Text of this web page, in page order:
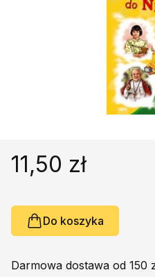
Książki obcojęzyczne
Poradniki, leksykony...
Podręczniki szkolne
Promocja
11,50 zł
Do koszyka
Darmowa dostawa od 150